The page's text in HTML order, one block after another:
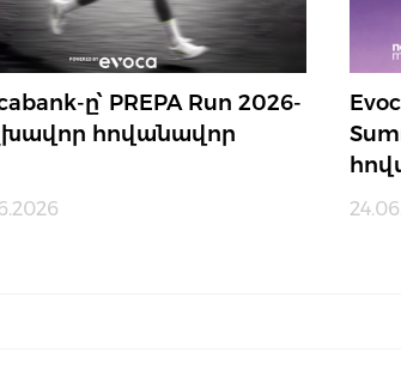
ը՝ PREPA Run 2026-
հովանավոր